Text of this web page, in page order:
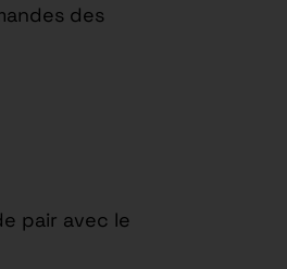
des
pair avec le